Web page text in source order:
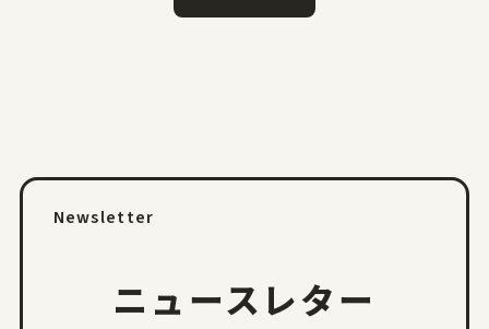
Newsletter
ニュースレター